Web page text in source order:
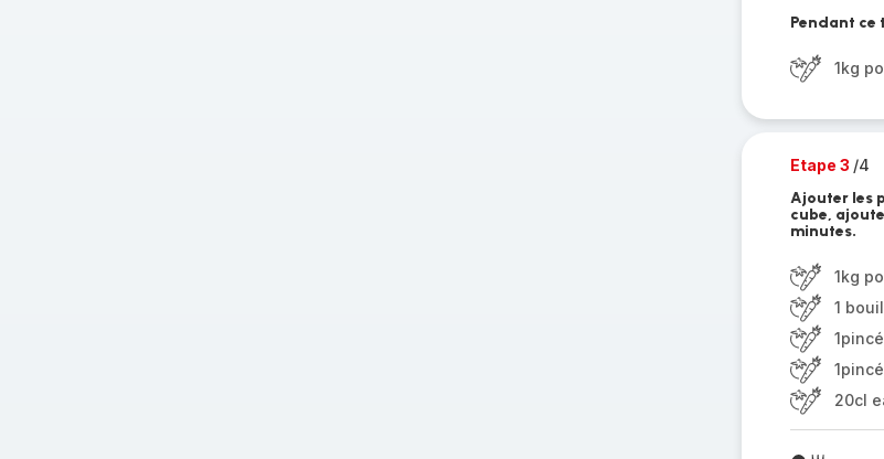
Pendant ce
1kg
Etape 3 /4
Ajouter les
cube,
minutes.
1kg
1
20cl